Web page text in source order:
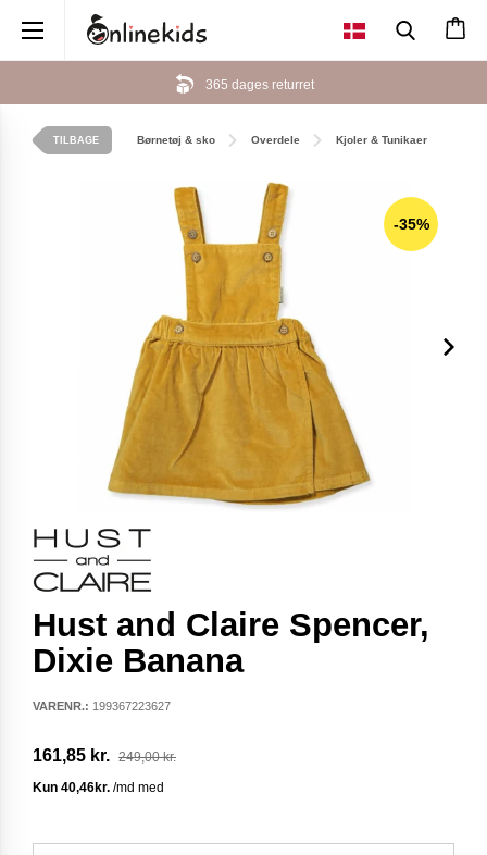
365 dages returret
TILBAGE Børnetøj & sko Overdele Kjoler & Tunikaer
-35%
Hust and Claire Spencer,
Dixie Banana
VARENR.: 199367223627
161,85 kr. 249,00 kr.